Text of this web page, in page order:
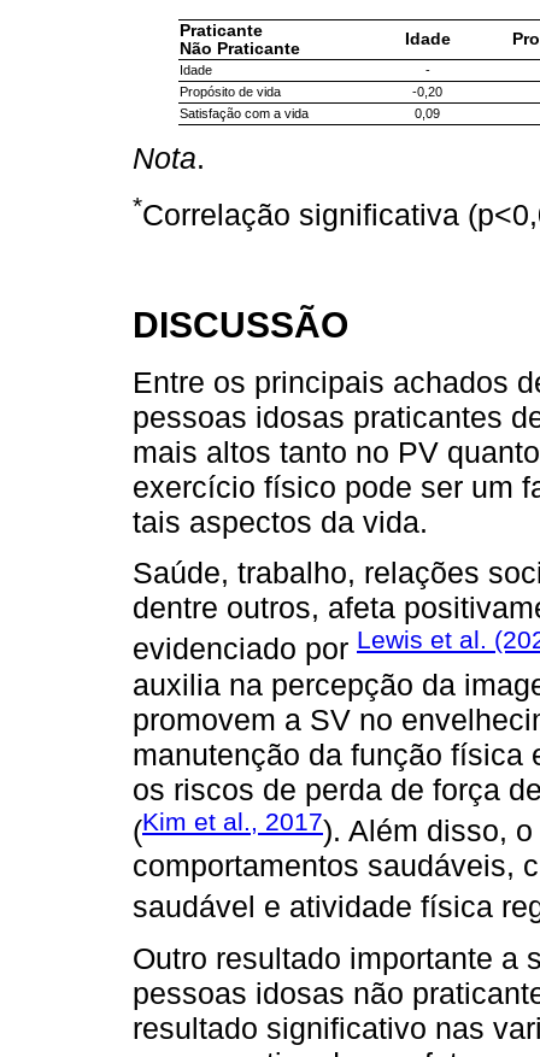
Praticante
Não Praticante
Idade
Idade
-
Propósito de vida
-0,20
Satisfação com a vida
0,09
Nota.
*Correlação significativa
DISCUSSÃO
Entre os principais achados
pessoas idosas praticantes
mais altos tanto no PV
exercício físico pode ser um
tais aspectos da vida.
Saúde, trabalho, relações
dentre outros, afeta
evidenciado por Lewis et al.
auxilia na percepção da
promovem a SV no
manutenção da função física
os riscos de perda de força
(Kim et al., 2017). Além disso,
comportamentos saudáveis,
saudável e atividade física
Outro resultado importante a
pessoas idosas não
resultado significativo nas